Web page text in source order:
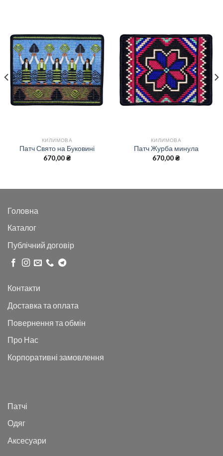
КИЛИМОВА
Патч Свято на Буковині
670,00₴
КИЛИМОВА
Патч Журба минула
670,00₴
Головна
Каталог
Публічний договір
Контакти
Доставка та оплата
Повернення та обмін
Про Нас
Корпоративні замовлення
Патчі
Одяг
Аксесуари